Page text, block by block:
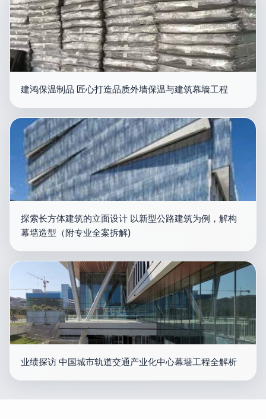
建鸿保温制品 匠心打造品质外墙保温与建筑幕墙工程
探索长方体建筑的立面设计 以新型公路建筑为例，解构
幕墙造型（附专业全案拆解)
业绩探访 中国城市轨道交通产业化中心幕墙工程全解析